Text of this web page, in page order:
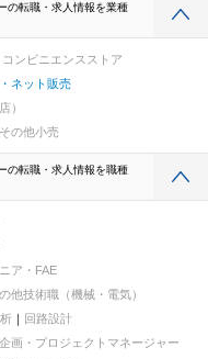
の転職・求人情報を業種
コンビニエンスストア
ネット販売
）
の他小売
の転職・求人情報を職種
ア・FAE
他技術職（機械・電気）
回路設計
画・プロジェクトマネージャー